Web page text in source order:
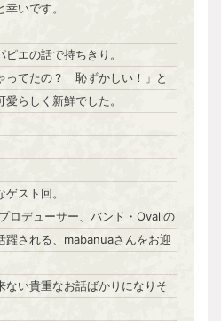
いです。
エの話で持ちきり。
ってたの？ 恥ずかしい！」と
らしく新鮮でした。
スト回。
ロデューサー、バンド・Ovallの
躍される、mabanuaさんをお迎
ない貴重なお話ばかりになりそ